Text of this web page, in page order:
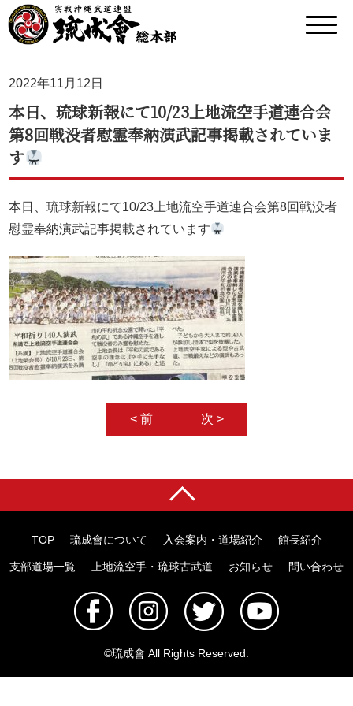
2022年11月12日
本日、琉球新報にて10/23上地流空手道連合会
第8回戦没者慰霊奉納演武記事掲載されていま
す
本日、琉球新報にて10/23上地流空手道連合会第8回戦没者
慰霊奉納演武記事掲載されています
< 前 次 >
TOP 琉成會について 入会案内・道場紹介 館長紹介
支部道場一覧 上地流空手・琉球古武道 お知らせ 問い合わせ
©️琉成會 All Rights Reserved.